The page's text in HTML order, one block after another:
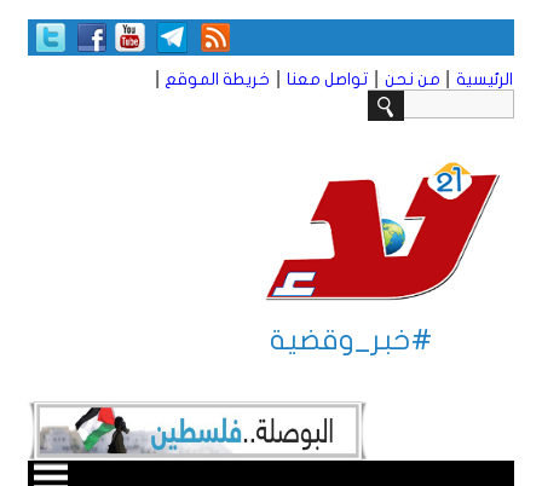
الرئيسية من نحن تواصل معنا خريطة الموقع
#خبر_وقضية